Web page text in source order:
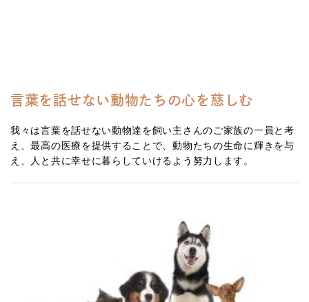
言葉を話せない動物たちの心を慈しむ
我々は言葉を話せない動物達を飼い主さんのご家族の一員と考
え、最高の医療を提供することで、動物たちの生命に輝きを与
え、人と共に幸せに暮らしていけるよう努力します。